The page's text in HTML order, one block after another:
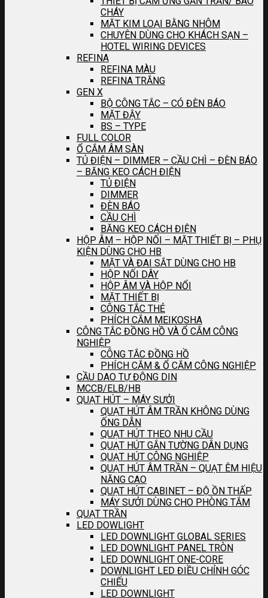
CHÁY
MẶT KIM LOẠI BẰNG NHÔM
CHUYÊN DÙNG CHO KHÁCH SẠN –
HOTEL WIRING DEVICES
REFINA
REFINA MÀU
REFINA TRẮNG
GEN X
BỘ CÔNG TẮC – CÓ ĐÈN BÁO
MẶT ĐẬY
BS – TYPE
FULL COLOR
Ổ CẮM ÂM SÀN
TỦ ĐIỆN – DIMMER – CẦU CHÌ – ĐÈN BÁO
– BĂNG KEO CÁCH ĐIỆN
TỦ ĐIỆN
DIMMER
ĐÈN BÁO
CẦU CHÌ
BĂNG KEO CÁCH ĐIỆN
HỘP ÂM – HỘP NỐI – MẶT THIẾT BỊ – PHỤ
KIỆN DÙNG CHO HB
MẶT VÀ ĐAI SẮT DÙNG CHO HB
HỘP NỐI DÂY
HỘP ÂM VÀ HỘP NỔI
MẶT THIẾT BỊ
CÔNG TẮC THẺ
PHÍCH CẮM MEIKOSHA
CÔNG TẮC ĐỒNG HỒ VÀ Ổ CẮM CÔNG
NGHIỆP
CÔNG TẮC ĐỒNG HỒ
PHÍCH CẮM & Ổ CẮM CÔNG NGHIỆP
CẦU DAO TỰ ĐỘNG DIN
MCCB/ELB/HB
QUẠT HÚT – MÁY SƯỞI
QUẠT HÚT ÂM TRẦN KHÔNG DÙNG
ỐNG DẪN
QUẠT HÚT THEO NHU CẦU
QUẠT HÚT GẮN TƯỜNG DÂN DỤNG
QUẠT HÚT CÔNG NGHIỆP
QUẠT HÚT ÂM TRẦN – QUẠT ÊM HIỆU
NĂNG CAO
QUẠT HÚT CABINET – ĐỘ ỒN THẤP
MÁY SƯỞI DÙNG CHO PHÒNG TẮM
QUẠT TRẦN
LED DOWLIGHT
LED DOWNLIGHT GLOBAL SERIES
LED DOWNLIGHT PANEL TRÒN
LED DOWNLIGHT ONE-CORE
DOWNLIGHT LED ĐIỀU CHỈNH GÓC
CHIẾU
LED DOWNLIGHT